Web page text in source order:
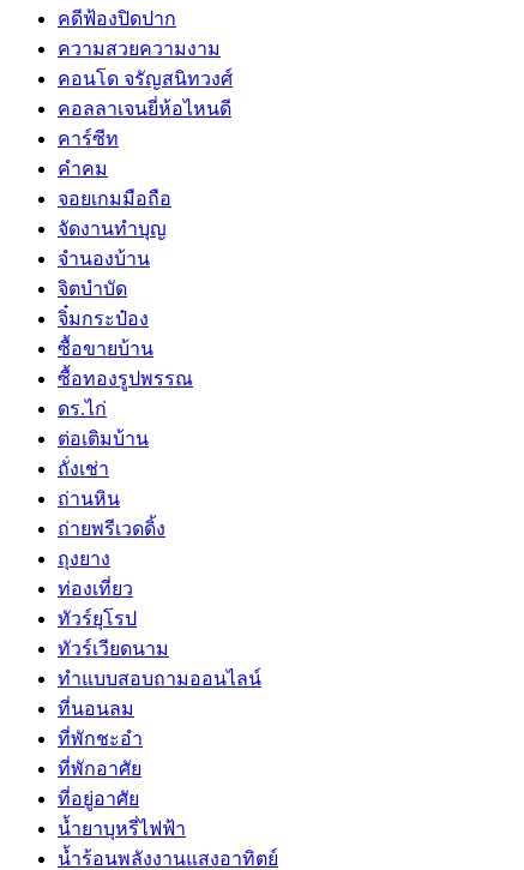
คดีฟ้องปิดปาก
ความสวยความงาม
คอนโด จรัญสนิทวงศ์
คอลลาเจนยี่ห้อไหนดี
คาร์ซีท
คำคม
จอยเกมมือถือ
จัดงานทำบุญ
จำนองบ้าน
จิตบำบัด
จิ๋มกระป๋อง
ซื้อขายบ้าน
ซื้อทองรูปพรรณ
ดร.ไก่
ต่อเติมบ้าน
ถั่งเช่า
ถ่านหิน
ถ่ายพรีเวดดิ้ง
ถุงยาง
ท่องเที่ยว
ทัวร์ยุโรป
ทัวร์เวียดนาม
ทำแบบสอบถามออนไลน์
ที่นอนลม
ที่พักชะอำ
ที่พักอาศัย
ที่อยู่อาศัย
น้ำยาบุหรี่ไฟฟ้า
น้ำร้อนพลังงานแสงอาทิตย์